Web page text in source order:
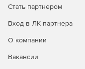
Стать партнером
Вход в ЛК партнера
О компании
Вакансии